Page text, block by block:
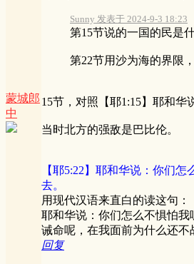
蒙城郎
中
Sunny 发表于 2024-9-3 18:23
第15节说的一国的民是
第22节用沙为海的界限
15节，对照【耶1:15】耶和华
当时北方的强敌是巴比伦。
【耶5:22】耶和华说：你们
去。
用现代汉语来直白的读这句：
耶和华说：你们怎么不惧怕
诫命呢，在我面前为什么还不
回复